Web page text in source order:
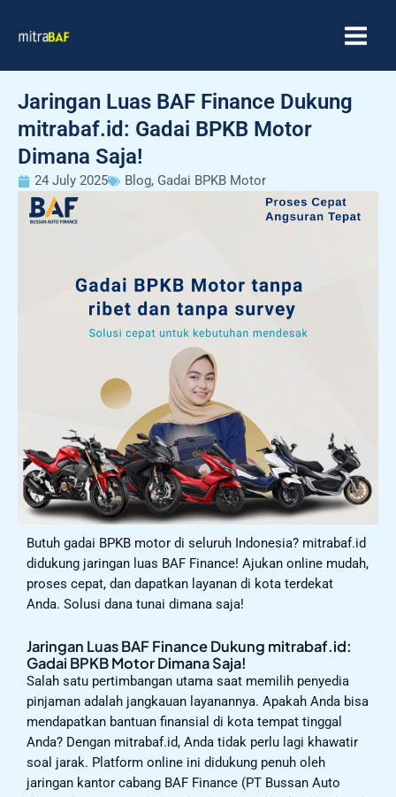
Jaringan Luas BAF Finance Dukung
mitrabaf.id: Gadai BPKB Motor
Dimana Saja!
24 July 2025 Blog, Gadai BPKB Motor
Butuh gadai BPKB motor di seluruh Indonesia? mitrabaf.id
didukung jaringan luas BAF Finance! Ajukan online mudah,
proses cepat, dan dapatkan layanan di kota terdekat
Anda. Solusi dana tunai dimana saja!
Jaringan Luas BAF Finance Dukung mitrabaf.id:
Gadai BPKB Motor Dimana Saja!
Salah satu pertimbangan utama saat memilih penyedia
pinjaman adalah jangkauan layanannya. Apakah Anda bisa
mendapatkan bantuan finansial di kota tempat tinggal
Anda? Dengan mitrabaf.id, Anda tidak perlu lagi khawatir
soal jarak. Platform online ini didukung penuh oleh
jaringan kantor cabang BAF Finance (PT Bussan Auto